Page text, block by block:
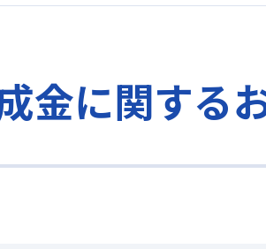
金に関する